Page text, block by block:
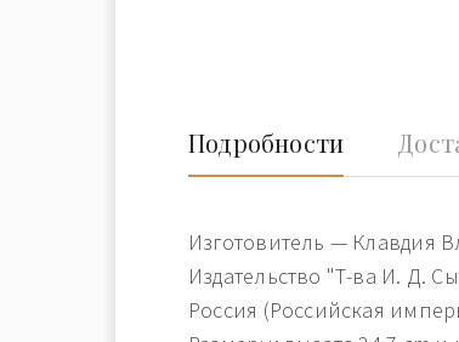
Подробности
Изготовитель — Клавдия
Издательство "Т-ва И. Д.
Россия (Российская